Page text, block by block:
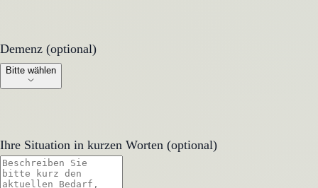
Demenz (optional)
Demenz (optional)
Bitte wählen
Ihre Situation in kurzen Worten (optional)